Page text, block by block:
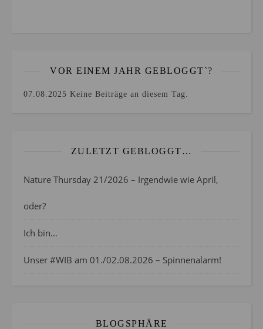
VOR EINEM JAHR GEBLOGGT`?
07.08.2025 Keine Beiträge an diesem Tag.
ZULETZT GEBLOGGT…
Nature Thursday 21/2026 – Irgendwie wie April,
oder?
Ich bin…
Unser #WIB am 01./02.08.2026 – Spinnenalarm!
BLOGSPHÄRE